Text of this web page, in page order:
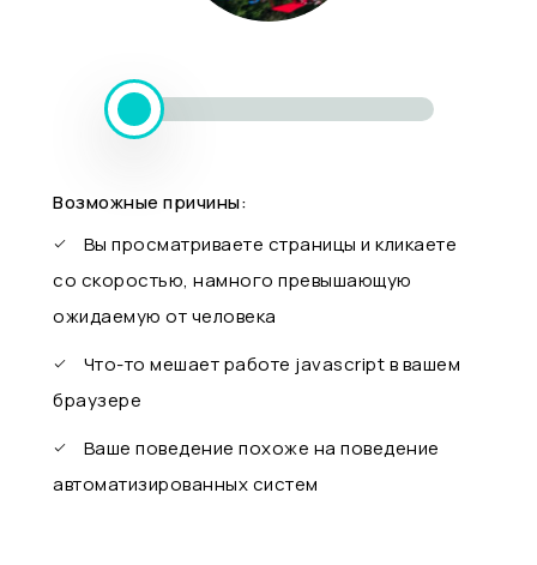
Возможные причины:
Вы просматриваете страницы и кликаете
со скоростью, намного превышающую
ожидаемую от человека
Что-то мешает работе javascript в вашем
браузере
Ваше поведение похоже на поведение
автоматизированных систем